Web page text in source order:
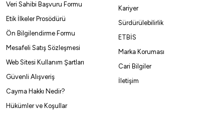
8.329,23₺
Veri Sahibi Başvuru Formu
Etik İlkeler Prosödürü
Ön Bilgilendirme Formu
Mesafeli Satış Sözleşmesi
Web Sitesi Kullanım Şartları
Güvenli Alışveriş
Cayma Hakkı Nedir?
Hükümler ve Koşullar
Kariyer
Sürdürülebilirlik
ETBİS
Marka Koruması
Cari Bilgiler
İletişim